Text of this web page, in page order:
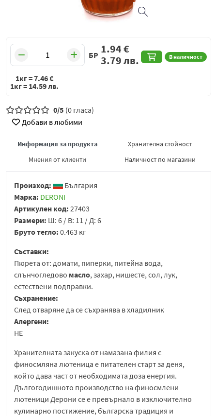
БР В наличност
1.94€
3.79лв.
1кг =7.46€
1кг = 14.59лв.
0/5 (0 гласа)
Добави в любими
Информация за продукта
Хранителна стойност
Мнения от клиенти
Наличност по магазини
Произход:
България
Марка: DERONI
Артикулен код: 27403
Размери: Ш: 6 / В: 11 / Д: 6
Бруто тегло: 0.463 кг
Съставки:
Пюрета от: домати, пиперки, питейна вода,
слънчогледово масло, захар, нишесте, сол, лук,
естествени подправки.
Съхранение:
След отваряне да се съхранява в хладилник
Алергени:
НЕ
Хранителната закуска от намазана филия с
финосмляна лютеница е питателен старт за деня,
който дава част от необходимата доза енергия.
Дългогодишното производство на финосмлени
лютеници Дерони се е превърнало в изключително
кулинарно постижение, българска традиция и